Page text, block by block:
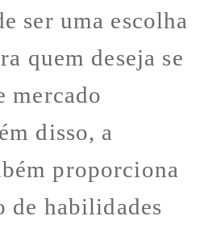
ser uma escolha
quem deseja se
mercado
disso, a
proporciona
de habilidades